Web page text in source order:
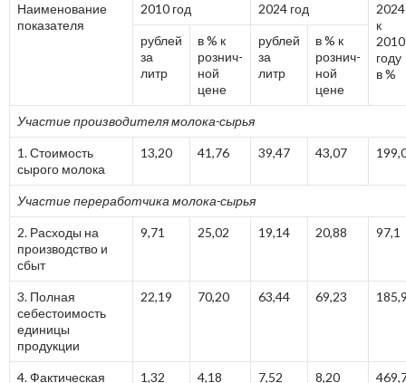
Наименование
показателя
2010 год 2024 год
2024
к
2010
году
в %
рублей
за
литр
в % к
рознич-
ной
цене
рублей
за
литр
в % к
рознич-
ной
цене
Участие производителя молока-сырья
1. Стоимость
сырого молока
13,20 41,76 39,47 43,07
Участие переработчика молока-сырья
2. Расходы на
производство и
сбыт
9,71 25,02 19,14 20,88 97,1
3. Полная
себестоимость
единицы
продукции
22,19 70,20 63,44 69,23
4. Фактическая
1,32 4,18 7,52 8,20